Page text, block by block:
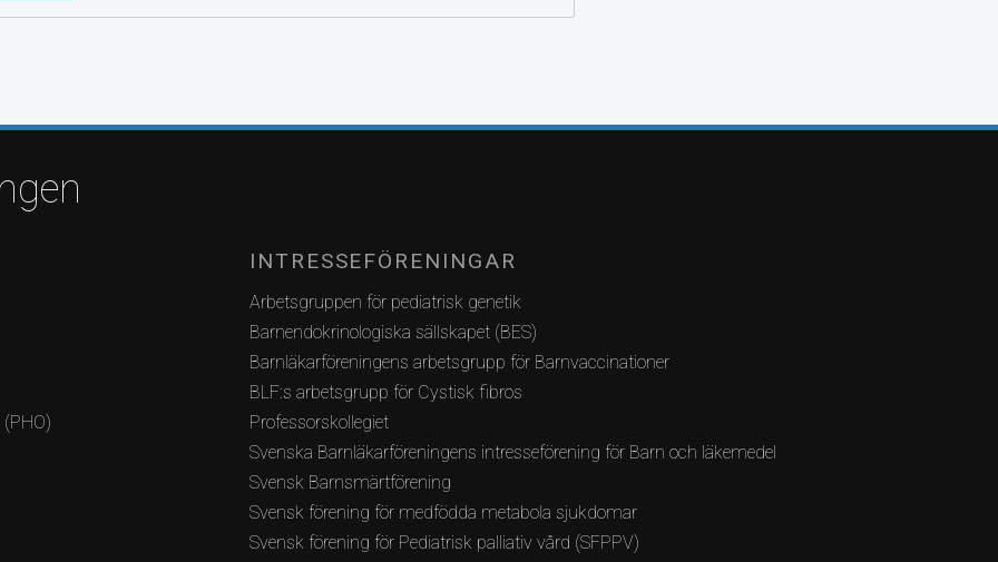
INTRESSEFÖRENINGAR
Arbetsgruppen för pediatrisk genetik
Barnendokrinologiska sällskapet (BES)
Barnläkarföreningens arbetsgrupp för Barnvaccinationer
BLF:s arbetsgrupp för Cystisk fibros
Professorskollegiet
Svenska Barnläkarföreningens intresseförening för Barn och läkemedel
Svensk Barnsmärtförening
Svensk förening för medfödda metabola sjukdomar
Svensk förening för Pediatrisk palliativ vård (SFPPV)